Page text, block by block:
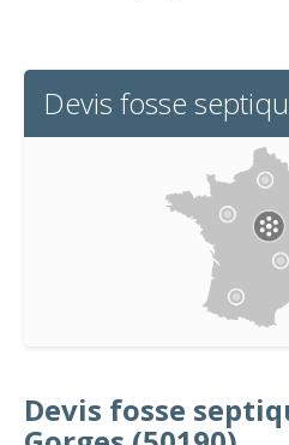
Devis fosse
Devis fosse